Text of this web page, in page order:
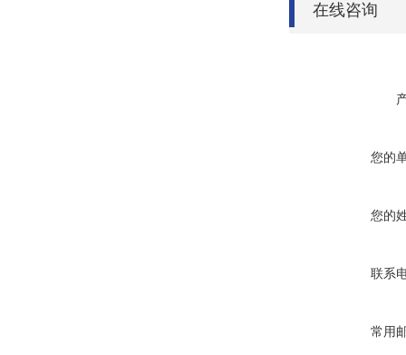
在线咨询
您的
您的
联系
常用